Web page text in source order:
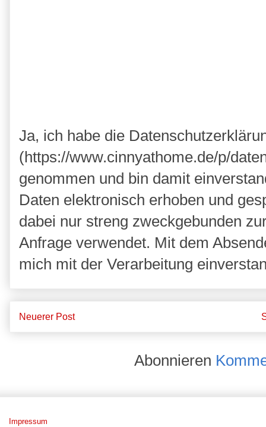
Ja, ich habe die
(https://www.cinnyathome.de/p/
genommen und bin damit
Daten elektronisch erhoben und
dabei nur streng zweckgebunden
Anfrage verwendet. Mit dem
mich mit der Verarbeitung
Neuerer Post
Abonnieren
Impressum